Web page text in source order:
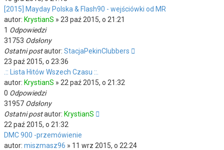
[2015] Mayday Polska & Flash90 - wejściówki od MR
autor: KrystianS » 23 paź 2015, o 21:21
1 Odpowiedzi
31753 Odsłony
Ostatni postautor: StacjaPekinClubbers
23 paź 2015, o 23:36
.:: Lista Hitów Wszech Czasu ::.
autor: KrystianS » 22 paź 2015, o 21:32
0 Odpowiedzi
31957 Odsłony
Ostatni postautor: KrystianS
22 paź 2015, o 21:32
DMC 900 -przemówienie
autor: miszmasz96 » 11 wrz 2015, o 22:24